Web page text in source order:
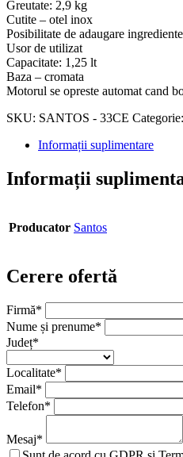
Greutate: 2,9 kg
Cutite – otel inox
Posibilitate de adaugare
Usor de utilizat
Capacitate: 1,25 lt
Baza – cromata
Motorul se opreste automat cand
SKU: SANTOS - 33CE Categorie:
Informații suplimentare
Informații
Producator Santos
Cerere ofertă
Firmă*
Nume și prenume*
Județ*
Localitate*
Email*
Telefon*
Mesaj*